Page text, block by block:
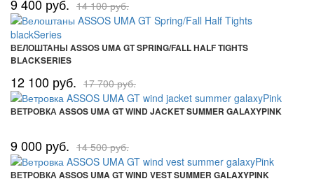
9 400 руб. 14 100 руб.
ВЕЛОШТАНЫ ASSOS UMA GT SPRING/FALL HALF TIGHTS
BLACKSERIES
12 100 руб. 17 700 руб.
ВЕТРОВКА ASSOS UMA GT WIND JACKET SUMMER GALAXYPINK
9 000 руб. 14 500 руб.
ВЕТРОВКА ASSOS UMA GT WIND VEST SUMMER GALAXYPINK